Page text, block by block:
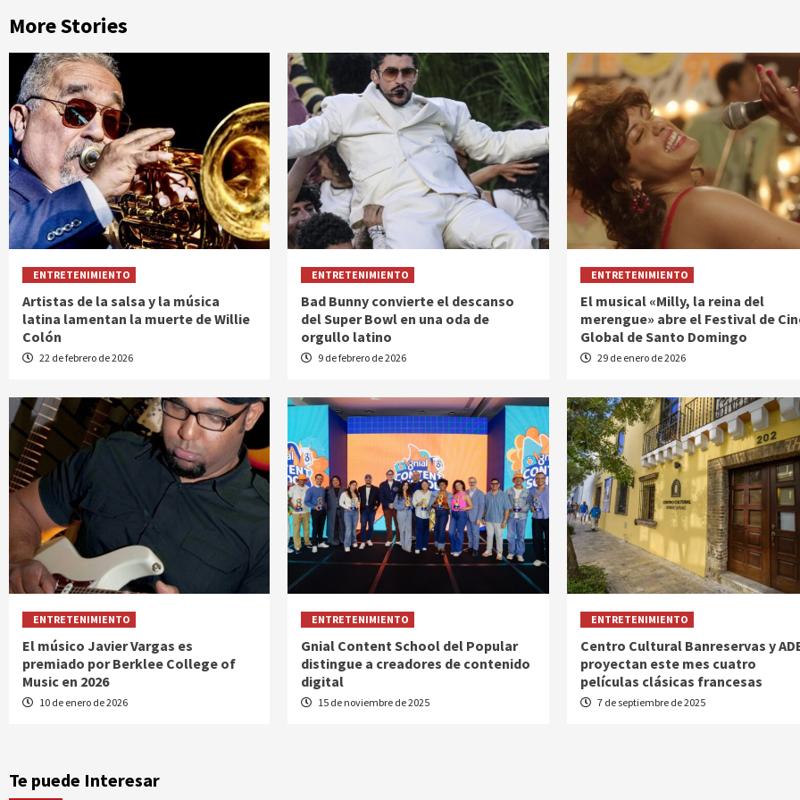
More Stories
ENTRETENIMIENTO
Artistas de la salsa y la música
latina lamentan la muerte de Willie
Colón
22 de febrero de 2026
ENTRETENIMIENTO
Bad Bunny convierte el descanso
del Super Bowl en una oda de
orgullo latino
9 de febrero de 2026
ENTRETENIMIENTO
El musical «Milly, la reina del
merengue» abre el Festival de
Global de Santo Domingo
29 de enero de 2026
ENTRETENIMIENTO
El músico Javier Vargas es
premiado por Berklee College of
Music en 2026
10 de enero de 2026
ENTRETENIMIENTO
Gnial Content School del Popular
distingue a creadores de contenido
digital
15 de noviembre de 2025
ENTRETENIMIENTO
Centro Cultural Banreservas y
proyectan este mes cuatro
películas clásicas francesas
7 de septiembre de 2025
Te puede Interesar